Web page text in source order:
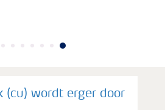
(cu) wordt erger door